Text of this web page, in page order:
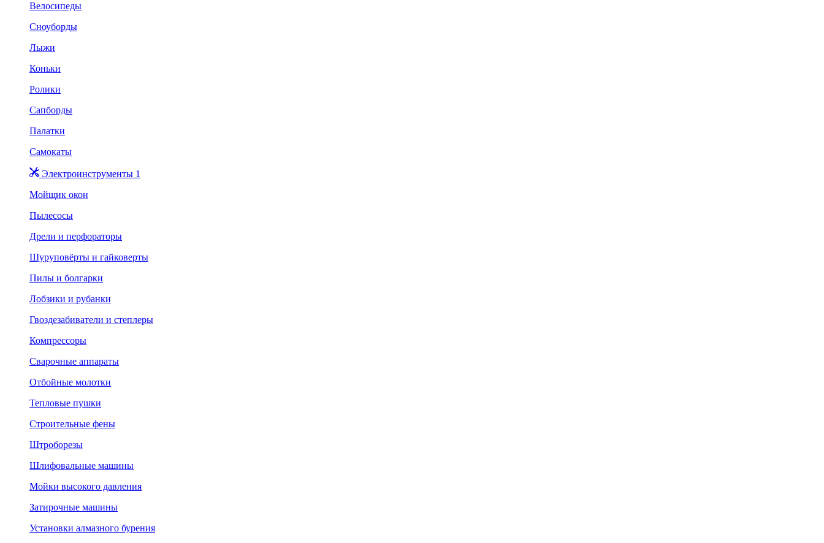
Велосипеды
Сноуборды
Лыжи
Коньки
Ролики
Сапборды
Палатки
Самокаты
Электроинструменты 1
Мойщик окон
Пылесосы
Дрели и перфораторы
Шуруповёрты и гайковерты
Пилы и болгарки
Лобзики и рубанки
Гвоздезабиватели и степлеры
Компрессоры
Сварочные аппараты
Отбойные молотки
Тепловые пушки
Строительные фены
Штроборезы
Шлифовальные машины
Мойки высокого давления
Затирочные машины
Установки алмазного бурения